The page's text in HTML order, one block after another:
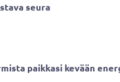
seura
paikkasi kevään